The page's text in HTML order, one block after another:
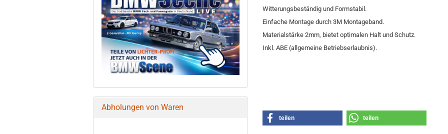
Witterungsbeständig und Formstabil.
Einfache Montage durch 3M Montageband.
Materialstärke 2mm, bietet optimalen Halt und Schutz.
Inkl. ABE (allgemeine Betriebserlaubnis).
teilen teilen
Abholungen von Waren